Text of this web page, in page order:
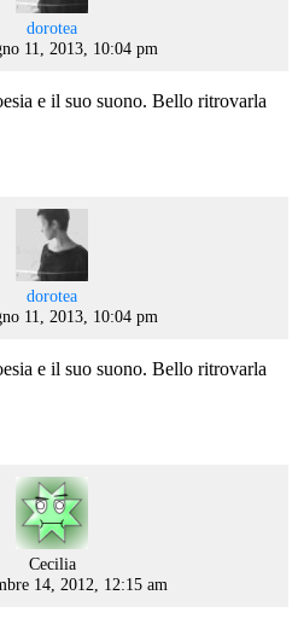
doroteasays:
11, 2013, 10:04 pm
e il suo suono. Bello ritrovarla
doroteasays:
11, 2013, 10:04 pm
e il suo suono. Bello ritrovarla
Ceciliasays:
14, 2012, 12:15 am